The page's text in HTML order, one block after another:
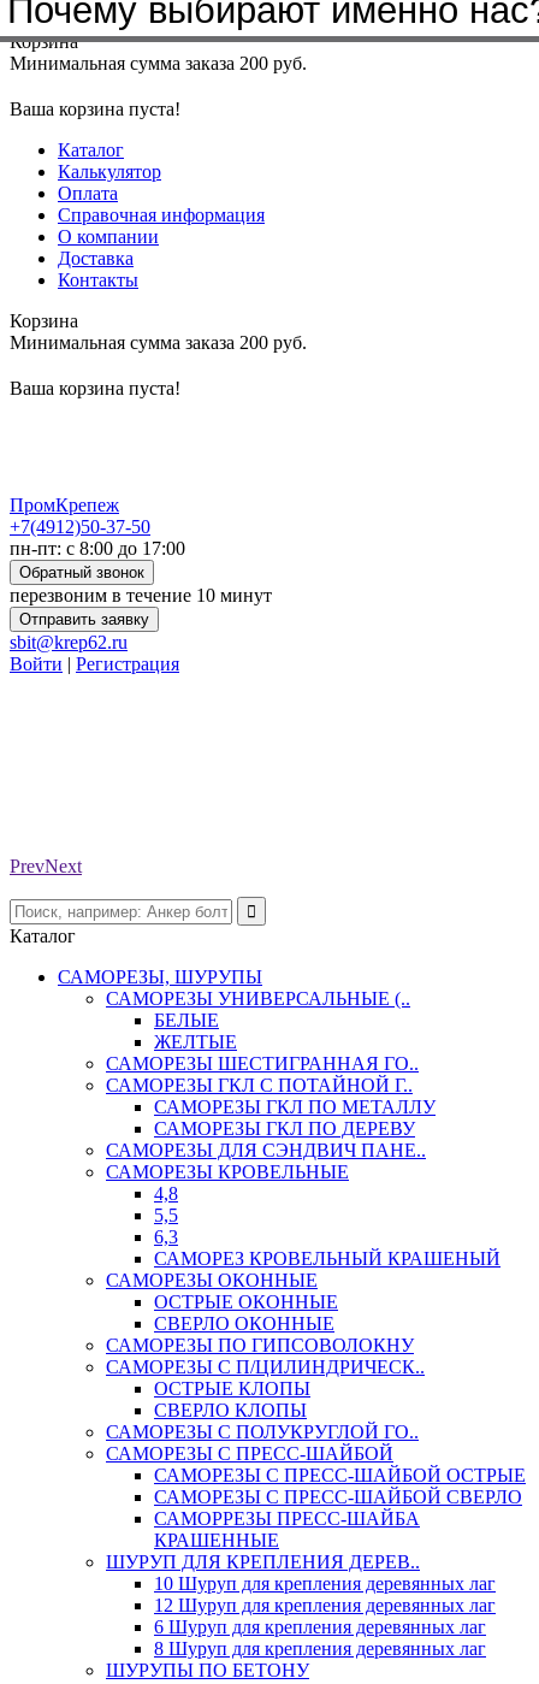
Меню+7(4912)50-37-50sbit@krep62.ru
Корзина
Минимальная сумма заказа 200 руб.
Ваша корзина пуста!
Каталог
Калькулятор
Оплата
Справочная информация
О компании
Доставка
Контакты
Корзина
Минимальная сумма заказа 200 руб.
Ваша корзина пуста!
ПромКрепеж
+7(4912)50-37-50
пн-пт: с 8:00 до 17:00
Обратный звонок
перезвоним в течение 10 минут
Отправить заявку
sbit@krep62.ru
Войти | Регистрация
PrevNext
Каталог
САМОРЕЗЫ, ШУРУПЫ
САМОРЕЗЫ УНИВЕРСАЛЬНЫЕ (..
БЕЛЫЕ
ЖЕЛТЫЕ
САМОРЕЗЫ ШЕСТИГРАННАЯ ГО..
САМОРЕЗЫ ГКЛ С ПОТАЙНОЙ Г..
САМОРЕЗЫ ГКЛ ПО МЕТАЛЛУ
САМОРЕЗЫ ГКЛ ПО ДЕРЕВУ
САМОРЕЗЫ ДЛЯ СЭНДВИЧ ПАНЕ..
САМОРЕЗЫ КРОВЕЛЬНЫЕ
4,8
5,5
6,3
САМОРЕЗ КРОВЕЛЬНЫЙ КРАШЕНЫЙ
САМОРЕЗЫ ОКОННЫЕ
ОСТРЫЕ ОКОННЫЕ
СВЕРЛО ОКОННЫЕ
САМОРЕЗЫ ПО ГИПСОВОЛОКНУ
САМОРЕЗЫ С П/ЦИЛИНДРИЧЕСК..
ОСТРЫЕ КЛОПЫ
СВЕРЛО КЛОПЫ
САМОРЕЗЫ С ПОЛУКРУГЛОЙ ГО..
САМОРЕЗЫ С ПРЕСС-ШАЙБОЙ
САМОРЕЗЫ С ПРЕСС-ШАЙБОЙ ОСТРЫЕ
САМОРЕЗЫ С ПРЕСС-ШАЙБОЙ СВЕРЛО
САМОРРЕЗЫ ПРЕСС-ШАЙБА
КРАШЕННЫЕ
ШУРУП ДЛЯ КРЕПЛЕНИЯ ДЕРЕВ..
10 Шуруп для крепления деревянных лаг
12 Шуруп для крепления деревянных лаг
6 Шуруп для крепления деревянных лаг
8 Шуруп для крепления деревянных лаг
ШУРУПЫ ПО БЕТОНУ
Почему выбирают именно